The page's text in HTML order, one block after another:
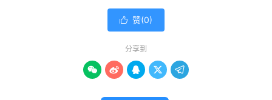
 赞(0)
分享到
    